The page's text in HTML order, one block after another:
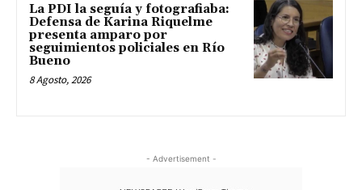
La PDI la seguía y fotografiaba:
Defensa de Karina Riquelme
presenta amparo por
seguimientos policiales en Río
Bueno
8 Agosto, 2026
- Advertisement -